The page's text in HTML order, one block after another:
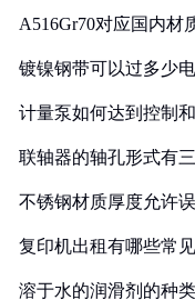
A516Gr70对应国内材
镀镍钢带可以过多少
计量泵如何达到控制
联轴器的轴孔形式有
不锈钢材质厚度允许
复印机出租有哪些常
溶于水的润滑剂的种类